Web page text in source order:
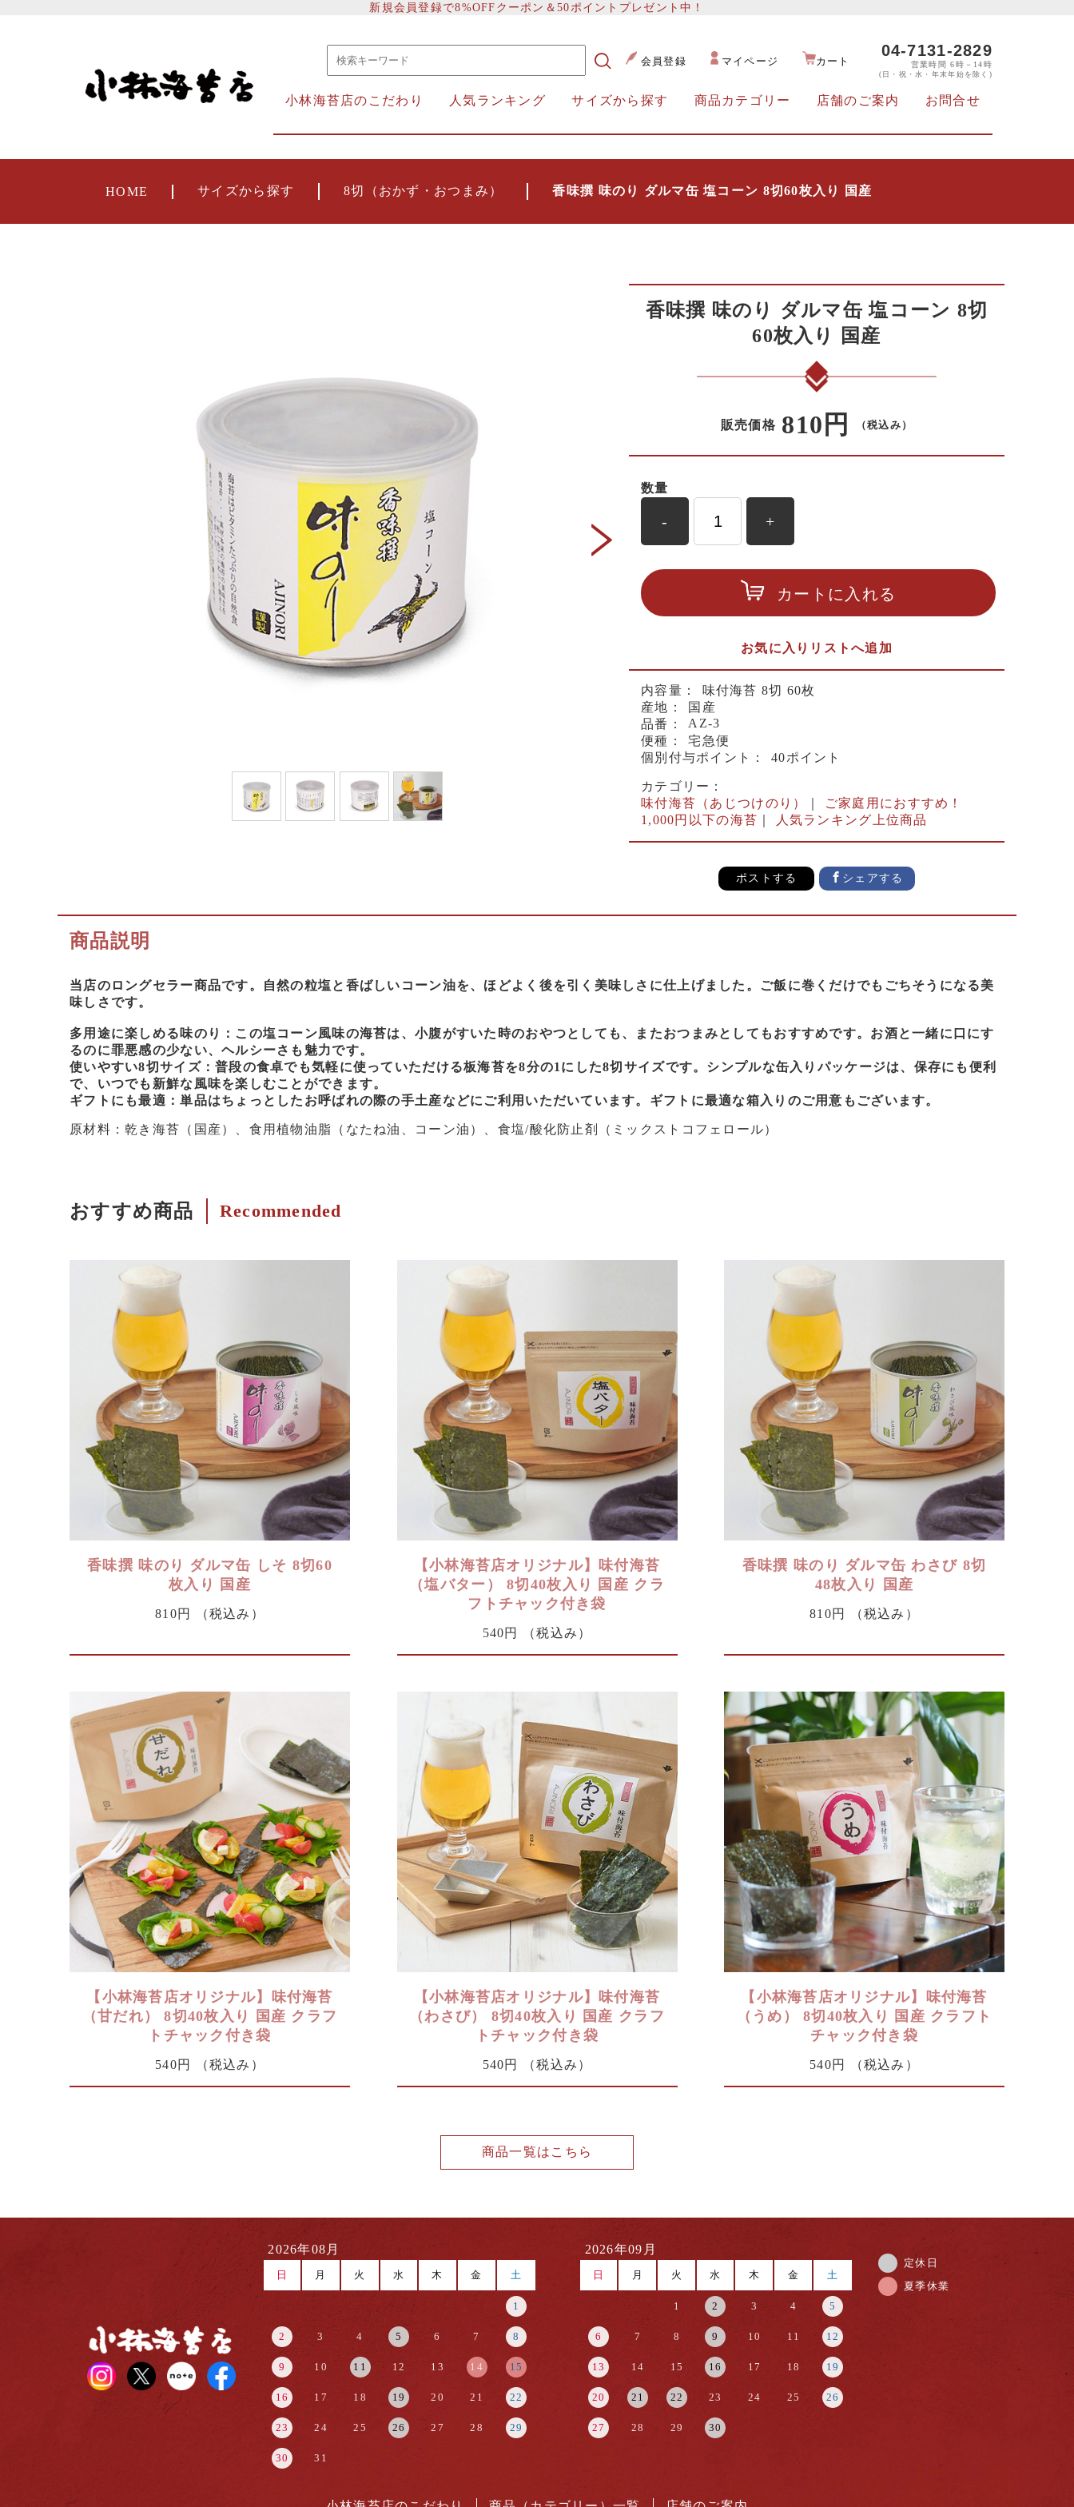
新規会員登録で8%OFFクーポン＆50ポイントプレゼント中！
会員登録 マイページ カート
04-7131-2829
営業時間 6時－14時
(日・祝・水・年末年始を除く)
小林海苔店のこだわり 人気ランキング サイズから探す 商品カテゴリー 店舗のご案内 お問合せ
HOME サイズから探す 8切（おかず・おつまみ） 香味撰 味のり ダルマ缶 塩コーン 8切60枚入り 国産
香味撰 味のり ダルマ缶 塩コーン 8切
60枚入り 国産
販売価格 810円 （税込み）
数量
- +
カートに入れる
お気に入りリストへ追加
内容量：
味付海苔 8切 60枚
産地：
国産
品番：
AZ-3
便種：
宅急便
個別付与ポイント：
40ポイント
カテゴリー：
味付海苔（あじつけのり）
ご家庭用におすすめ！
1,000円以下の海苔
人気ランキング上位商品
ポストする シェアする
商品説明
当店のロングセラー商品です。自然の粒塩と香ばしいコーン油を、ほどよく後を引く美味しさに仕上げました。ご飯に巻くだけでもごちそうになる美
味しさです。
多用途に楽しめる味のり：この塩コーン風味の海苔は、小腹がすいた時のおやつとしても、またおつまみとしてもおすすめです。お酒と一緒に口にす
るのに罪悪感の少ない、ヘルシーさも魅力です。
使いやすい8切サイズ：普段の食卓でも気軽に使っていただける板海苔を8分の1にした8切サイズです。シンプルな缶入りパッケージは、保存にも便利
で、いつでも新鮮な風味を楽しむことができます。
ギフトにも最適：単品はちょっとしたお呼ばれの際の手土産などにご利用いただいています。ギフトに最適な箱入りのご用意もございます。
原材料：乾き海苔（国産）、食用植物油脂（なたね油、コーン油）、食塩/酸化防止剤（ミックストコフェロール）
おすすめ商品 Recommended
香味撰 味のり ダルマ缶 しそ 8切60
枚入り 国産
810円 （税込み）
【小林海苔店オリジナル】味付海苔
（塩バター） 8切40枚入り 国産 クラ
フトチャック付き袋
540円 （税込み）
香味撰 味のり ダルマ缶 わさび 8切
48枚入り 国産
810円 （税込み）
【小林海苔店オリジナル】味付海苔
（甘だれ） 8切40枚入り 国産 クラフ
トチャック付き袋
540円 （税込み）
【小林海苔店オリジナル】味付海苔
（わさび） 8切40枚入り 国産 クラフ
トチャック付き袋
540円 （税込み）
【小林海苔店オリジナル】味付海苔
（うめ） 8切40枚入り 国産 クラフト
チャック付き袋
540円 （税込み）
商品一覧はこちら
2026年08月
日 月 火 水 木 金 土
1
2 3 4 5 6 7 8
9 10 11 12 13 14 15
16 17 18 19 20 21 22
23 24 25 26 27 28 29
30 31
2026年09月
日 月 火 水 木 金 土
1 2 3 4 5
6 7 8 9 10 11 12
13 14 15 16 17 18 19
20 21 22 23 24 25 26
27 28 29 30
定休日
夏季休業